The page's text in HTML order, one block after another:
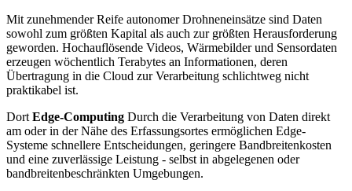
Mit zunehmender Reife autonomer Drohneneinsätze sind Daten
sowohl zum größten Kapital als auch zur größten Herausforderung
geworden. Hochauflösende Videos, Wärmebilder und Sensordaten
erzeugen wöchentlich Terabytes an Informationen, deren
Übertragung in die Cloud zur Verarbeitung schlichtweg nicht
praktikabel ist.
Dort Edge-Computing Durch die Verarbeitung von Daten direkt
am oder in der Nähe des Erfassungsortes ermöglichen Edge-
Systeme schnellere Entscheidungen, geringere Bandbreitenkosten
und eine zuverlässige Leistung - selbst in abgelegenen oder
bandbreitenbeschränkten Umgebungen.